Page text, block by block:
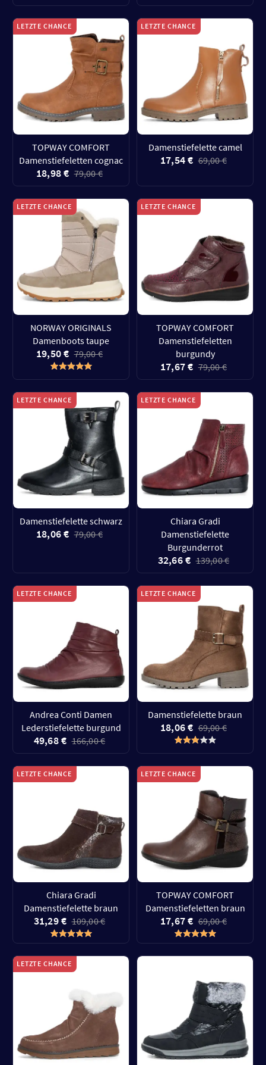
LETZTE CHANCE
TOPWAY COMFORT
Damenstiefeletten cognac
18,98 € 79,00 €
LETZTE CHANCE
Damenstiefelette camel
17,54 € 69,00 €
LETZTE CHANCE
NORWAY ORIGINALS
Damenboots taupe
19,50 € 79,00 €
LETZTE CHANCE
TOPWAY COMFORT
Damenstiefeletten
burgundy
17,67 € 79,00 €
LETZTE CHANCE
Damenstiefelette schwarz
18,06 € 79,00 €
LETZTE CHANCE
Chiara Gradi
Damenstiefelette
Burgunderrot
32,66 € 139,00 €
LETZTE CHANCE
Andrea Conti Damen
Lederstiefelette burgund
49,68 € 166,00 €
LETZTE CHANCE
Damenstiefelette braun
18,06 € 69,00 €
LETZTE CHANCE
Chiara Gradi
Damenstiefelette braun
31,29 € 109,00 €
LETZTE CHANCE
TOPWAY COMFORT
Damenstiefeletten braun
17,67 € 69,00 €
LETZTE CHANCE